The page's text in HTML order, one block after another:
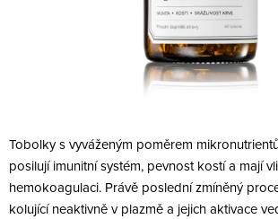
Tobolky s vyváženým poměrem
posilují imunitní systém, pevnost kostí a mají
hemokoagulaci. Právě poslední zmíněný
kolující neaktivně v plazmě a jejich aktivace